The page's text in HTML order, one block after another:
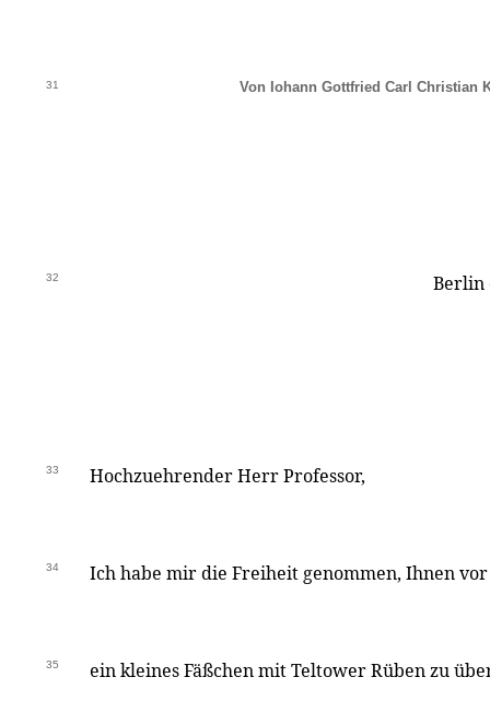
31 Von Iohann Gottfried Carl Christian
32 Berlin
33 Hochzuehrender Herr Professor,
34 Ich habe mir die Freiheit genommen, Ihnen
35 ein kleines Fäßchen mit Teltower Rüben zu